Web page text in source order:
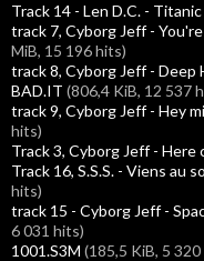
Track 14 - Len D.C. -
track 7, Cyborg Jeff -
MiB, 15 196 hits)
track 8, Cyborg Jeff - Deep
BAD.IT (806,4 KiB, 12 537
track 9, Cyborg Jeff - Hey
hits)
Track 3, Cyborg Jeff - Here
Track 16, S.S.S. - Viens au
hits)
track 15 - Cyborg Jeff -
6 031 hits)
1001.S3M (185,5 KiB, 5